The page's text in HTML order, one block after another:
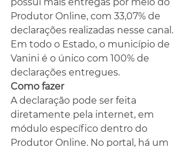
Produtor Online, com 33,07% de
declarações realizadas nesse canal.
Em todo o Estado, o município de
Vanini é o único com 100% de
declarações entregues.
Como fazer
A declaração pode ser feita
diretamente pela internet, em
módulo específico dentro do
Produtor Online. No portal, há um